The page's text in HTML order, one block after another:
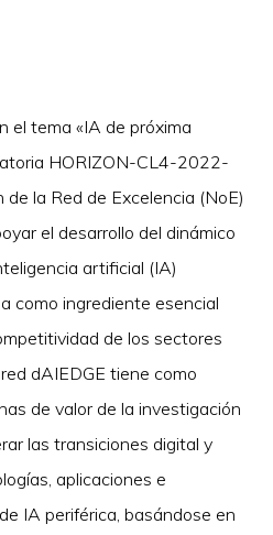
el tema «IA de próxima
HORIZON-CL4-2022-
la Red de Excelencia (NoE)
el desarrollo del dinámico
artificial (IA)
como ingrediente esencial
de los sectores
dAIEDGE tiene como
de valor de la investigación
las transiciones digital y
aplicaciones e
IA periférica, basándose en